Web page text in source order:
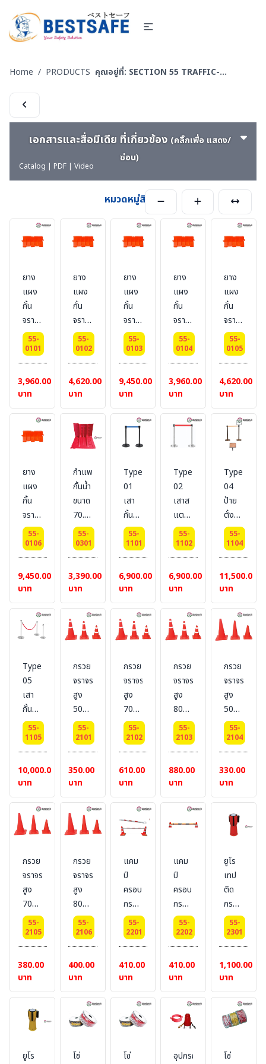
Home / PRODUCTS คุณอยู่ที่: SECTION 55 TRAFFIC-EQUIPMENT - อุปกรณ์งานจราจรสำเร็จรูป
เอกสารและสื่อมีเดีย ที่เกี่ยวข้อง (คลิ๊กเพื่อ แสดง/
ซ่อน)
Catalog | PDF | Video
หมวดหมู่สินค้า
ยาง
แผง
กั้น
จราจร
แบบ
ใส่น้ำ
SQ-
01
(W50xH80xL100)
55-
0101
3,960.00
บาท
ยาง
แผง
กั้น
จราจร
แบบ
ใส่น้ำ
SQ-
1.5
(W45xH55xL150)
55-
0102
4,620.00
บาท
ยาง
แผง
กั้น
จราจร
แบบ
ใส่น้ำ
SQ-2
(W50xH100xL200)
55-
0103
9,450.00
บาท
ยาง
แผง
กั้น
จราจร
แบบ
ไม่ใส่
น้ำ
SQ-1
(W50xH80xL100)
55-
0104
3,960.00
บาท
ยาง
แผง
กั้น
จราจร
แบบ
ไม่ใส่
น้ำ
SQ-
1.5
55-
0105
4,620.00
บาท
ยาง
แผง
กั้น
จราจร
แบบ
ไม่ใส่
น้ำ
SQ-2
(W50xH100xL200)
55-
0106
9,450.00
บาท
กำแพง
กั้นน้ำ
ขนาด
70.5
x 68
x
52.8
cm.
55-
0301
3,390.00
บาท
Type
01
เสา
กั้น
ทาง
เดิน
ชนิด
สาย
ดึง
อัตโนมัติ
เพ็ก
55-
1101
6,900.00
บาท
Type
02
เสาส
แตน
เลส
พร้อม
เชือก
สี
แดง
55-
1102
6,900.00
บาท
Type
04
ป้าย
ตั้งหัว
เสา
24 x
32
ซม.
55-
1104
11,500.00
บาท
Type
05
เสา
กั้น
ทาง
เดินส
แตน
เลส
พร้อม
โซ่
แดง
55-
1105
10,000.00
บาท
กรวย
จราจร
สูง
50
ซม.
คาด
แถบ
สะท้อน
แสง
55-
2101
350.00
บาท
กรวย
จราจร
สูง
70
ซม.
คาด
แถบ
สะท้อน
แสง
55-
2102
610.00
บาท
กรวย
จราจร
สูง
80
ซม.
คาด
แถบ
สะท้อน
แสง
55-
2103
880.00
บาท
กรวย
จราจร
สูง
50
ซม.
ไม่
คาด
แถบ
สะท้อน
แสง
55-
2104
330.00
บาท
กรวย
จราจร
สูง
70
ซม.ไม่
คาด
แถบ
สะท้อน
แสง
55-
2105
380.00
บาท
กรวย
จราจร
สูง
80
ซม.ไม่
คาด
แถบ
สะท้อน
แสง
55-
2106
400.00
บาท
แคม
ป์
ครอบ
กรวย
(ยาว
1.15-
2.00
m)
พร้อม
แถบ
สะท้อน
แสง
แดง
55-
2201
410.00
บาท
แคม
ป์
ครอบ
กรวย
(ยาว
1.15-
2.00
m)
พร้อม
แถบ
สะท้อน
แสง
สี :
ดำ
55-
2202
410.00
บาท
ยูโร
เทป
ติด
กรวย
ยืดหด
ได้ สี
ขาว-
แดง
แบบ
ยืด-
หดได้
ยาว
3
55-
2301
1,100.00
บาท
ยูโร
โซ่
โซ่
อุปกรณ์
โซ่